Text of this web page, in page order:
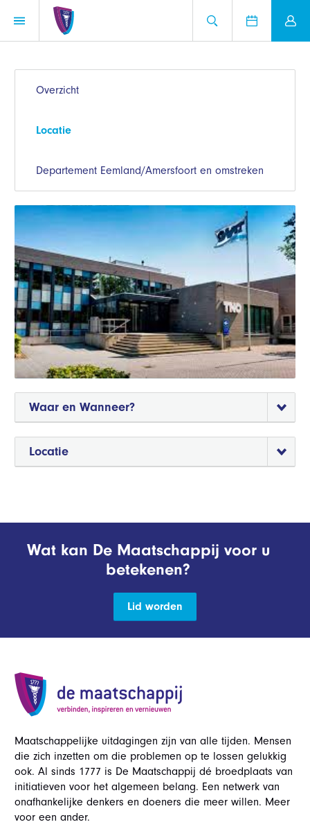
Overzicht
Locatie
Departement Eemland/Amersfoort en omstreken
Waar en Wanneer?
Locatie
Wat kan De Maatschappij voor u
betekenen?
Lid worden
Maatschappelijke uitdagingen zijn van alle tijden. Mensen
die zich inzetten om die problemen op te lossen gelukkig
ook. Al sinds 1777 is De Maatschappij dé broedplaats van
initiatieven voor het algemeen belang. Een netwerk van
onafhankelijke denkers en doeners die meer willen. Meer
voor een ander.